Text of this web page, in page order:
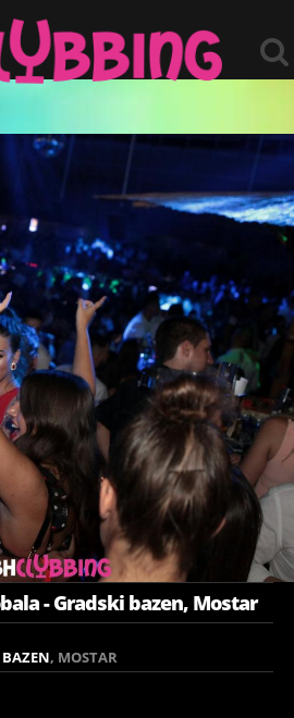
- Gradski bazen, Mostar
, MOSTAR
, MOSTAR